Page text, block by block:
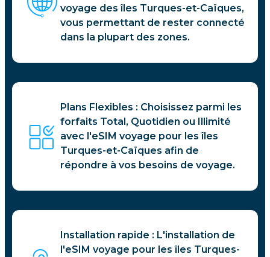
voyage des îles Turques-et-Caïques,
vous permettant de rester connecté
dans la plupart des zones.
Plans Flexibles : Choisissez parmi les
forfaits Total, Quotidien ou Illimité
avec l'eSIM voyage pour les îles
Turques-et-Caïques afin de
répondre à vos besoins de voyage.
Installation rapide : L'installation de
l'eSIM voyage pour les îles Turques-